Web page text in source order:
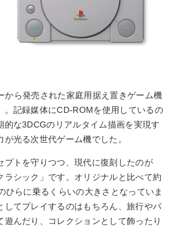
から発売された家庭用据え置きゲーム機
。記録媒体にCD-ROMを使用しているの
的な3DCGのリアルタイム描画を実現す
光る次世代ゲーム機でした。
プトを守りつつ、現代に復刻したのが
ラシック」です。オリジナルと比べて約
ひらに乗るくらいの大きさとなっていま
してプレイするのはもちろん、旅行やパ
遊んだり、コレクションとして飾ったり